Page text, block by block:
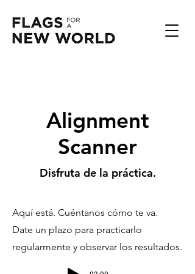
Alignment
Scanner
Disfruta de la práctica.
Aquí está. Cuéntanos cómo te va.
Date un plazo para practicarlo
regularmente y observar los resultados.